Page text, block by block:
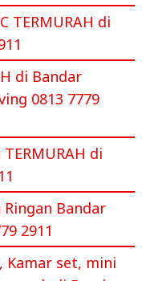
TERMURAH di
di Bandar
0813 7779
di
Ringan Bandar
2911
Kamar set, mini